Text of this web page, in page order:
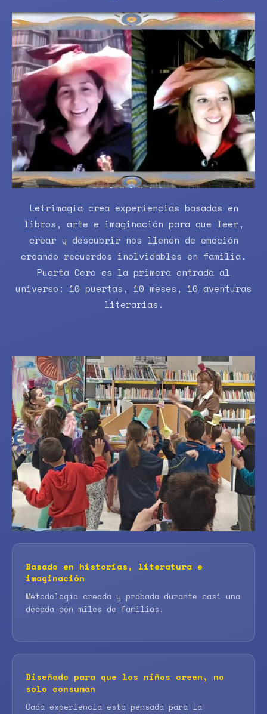
Letrimagia crea experiencias basadas en
libros, arte e imaginación para que leer,
crear y descubrir nos llenen de emoción
creando recuerdos inolvidables en familia.
Puerta Cero es la primera entrada al
universo: 10 puertas, 10 meses, 10 aventuras
literarias.
Basado en historias, literatura e
imaginación
Metodología creada y probada durante casi una
década con miles de familias.
Diseñado para que los niños creen, no
solo consuman
Cada experiencia está pensada para la